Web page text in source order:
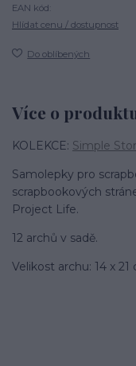
EAN kód:
Hlídat cenu / dostupnost
Do oblíbených
Více o
KOLEKCE: Simple
Samolepky pro
scrapbookových
Project Life.
12 archů v sadě.
Velikost archu: 14 x 21